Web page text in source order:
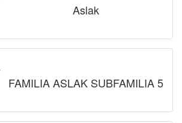
Aslak
FAMILIA ASLAK SUBFAMILIA 5